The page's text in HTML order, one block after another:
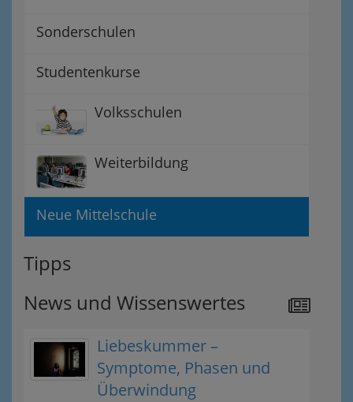
Sonderschulen
Studentenkurse
Volksschulen
Weiterbildung
Neue Mittelschule
Tipps
News und Wissenswertes
Liebeskummer –
Symptome, Phasen und
Überwindung